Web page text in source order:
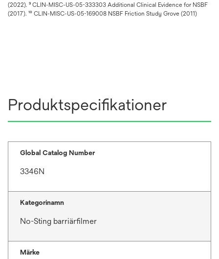
(2022). ⁹ CLIN-MISC-US-05-333303 Additional Clinical Evidence for NSBF
(2017). ¹⁰ CLIN-MISC-US-05-169008 NSBF Friction Study Grove (2011)
Produktspecifikationer
Global Catalog Number
3346N
Kategorinamn
No-Sting barriärfilmer
Märke